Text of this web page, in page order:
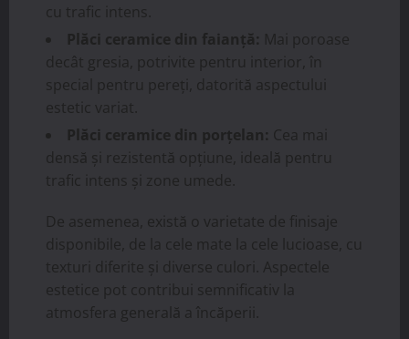
cu trafic intens.
Plăci ceramice din faianță: Mai poroase
decât gresia, potrivite pentru interior, în
special pentru pereți, datorită aspectului
estetic variat.
Plăci ceramice din porțelan: Cea mai
densă și rezistentă opțiune, ideală pentru
trafic intens și zone umede.
De asemenea, există o varietate de finisaje
disponibile, de la cele mate la cele lucioase, cu
texturi diferite și diverse culori. Aspectele
estetice pot contribui semnificativ la
atmosfera generală a încăperii.